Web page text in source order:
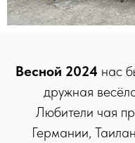
Весной 2024 нас
дружная
Любители чая
Германии,